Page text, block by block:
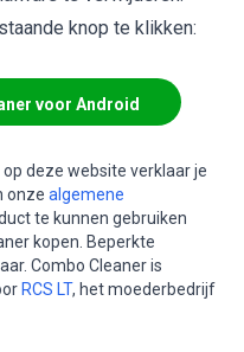
knop te klikken:
voor Android
deze website verklaar je
onze algemene
te kunnen gebruiken
kopen. Beperkte
Combo Cleaner is
RCS LT, het moederbedrijf